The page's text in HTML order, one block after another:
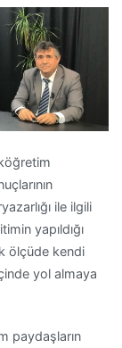
ile ilgili
yapıldığı
ölçüde kendi
yol almaya
paydaşların